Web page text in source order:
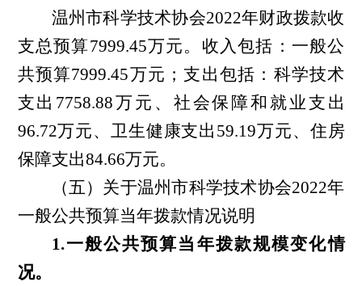
温州市科学技术协会2022年财政拨款收
支总预算7999.45万元。收入包括：一般公
共预算7999.45万元；支出包括：科学技术
支出7758.88万元、社会保障和就业支出
96.72万元、卫生健康支出59.19万元、住房
保障支出84.66万元。
（五）关于温州市科学技术协会2022年
一般公共预算当年拨款情况说明
1.一般公共预算当年拨款规模变化情
况。